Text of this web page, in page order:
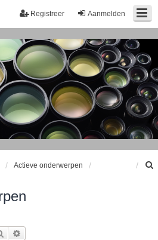
Aanmelden
Registreer
Actieve onderwerpen
Zoek